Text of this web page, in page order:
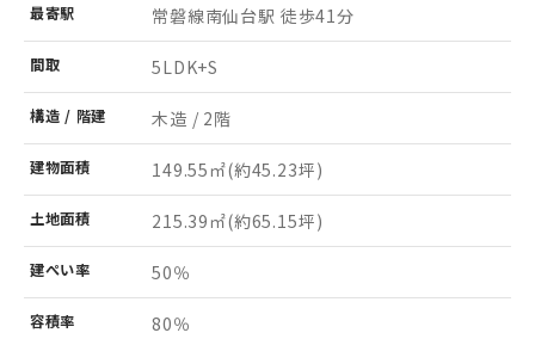
最寄駅 常磐線南仙台駅 徒歩41分
間取 5LDK+S
構造 / 階建 木造 / 2階
建物面積 149.55㎡(約45.23坪)
土地面積 215.39㎡(約65.15坪)
建ぺい率 50％
容積率 80％